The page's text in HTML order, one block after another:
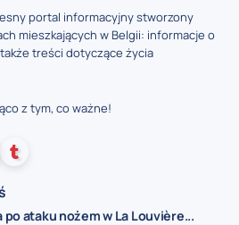
portal informacyjny stworzony
mieszkających w Belgii: informacje o
treści dotyczące życia
z tym, co ważne!
ataku nożem w La Louvière...